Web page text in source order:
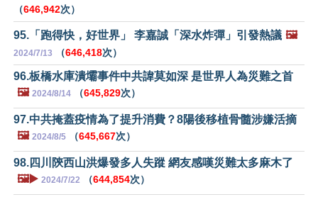
（646,942次）
95.「跑得快，好世界」 李嘉誠「深水炸彈」引發熱議 🖼️
2024/7/13 （646,418次）
96.板橋水庫潰壩事件中共諱莫如深 是世界人為災難之首
🖼️ 2024/8/14 （645,829次）
97.中共掩蓋疫情為了提升消費？8陽後移植骨髓涉嫌活摘
🖼️ 2024/8/5 （645,667次）
98.四川陝西山洪爆發多人失蹤 網友感嘆災難太多麻木了
🖼️▶️ 2024/7/22 （644,854次）